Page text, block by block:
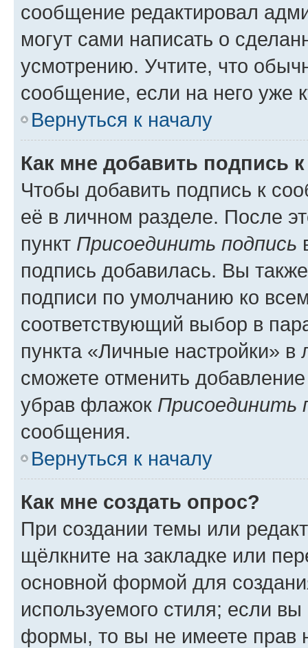
сообщение редактировал
могут сами написать о
усмотрению. Учтите, что
сообщение, если на него уже
Вернуться к началу
Как мне добавить подпись
Чтобы добавить подпись к
её в личном разделе. После
пункт Присоединить подпись
подпись добавилась. Вы
подписи по умолчанию ко
соответствующий выбор в
пункта «Личные настройки»
сможете отменить
убрав флажок Присоединить
сообщения.
Вернуться к началу
Как мне создать опрос?
При создании темы или
щёлкните на закладке или
основной формой для
используемого стиля; если
формы, то вы не имеете прав